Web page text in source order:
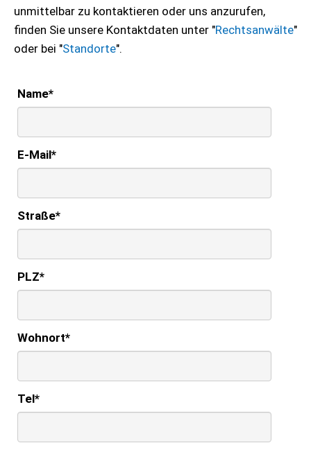
unmittelbar zu kontaktieren oder uns anzurufen,
finden Sie unsere Kontaktdaten unter "Rechtsanwälte"
oder bei "Standorte".
Name*
E-Mail*
Straße*
PLZ*
Wohnort*
Tel*